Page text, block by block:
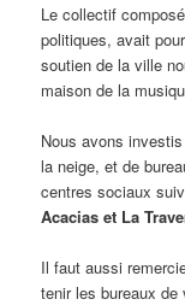
Le collectif
politiques, avait
soutien de la ville
maison de la
Nous avons
la neige, et de
centres sociaux
Acacias et La
Il faut aussi
tenir les bureaux de